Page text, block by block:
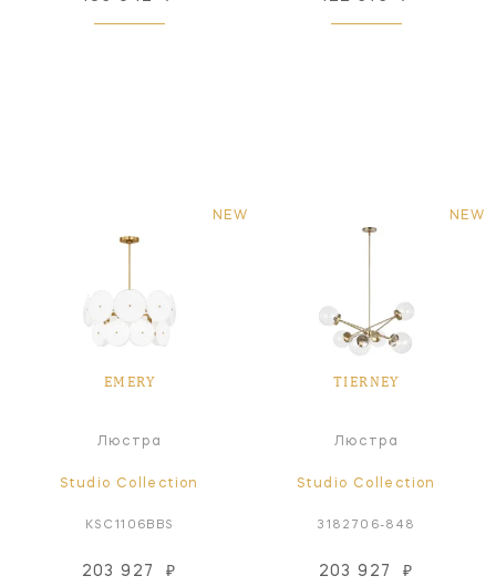
NEW
EMERY
Люстра
Studio Collection
KSC1106BBS
203 927 ₽
NEW
TIERNEY
Люстра
Studio Collection
3182706-848
203 927 ₽